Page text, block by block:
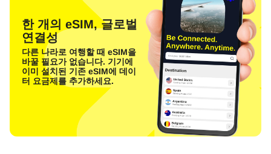
한 개의 eSIM, 글로벌
연결성
다른 나라로 여행할 때 eSIM을
바꿀 필요가 없습니다. 기기에
이미 설치된 기존 eSIM에 데이
터 요금제를 추가하세요.